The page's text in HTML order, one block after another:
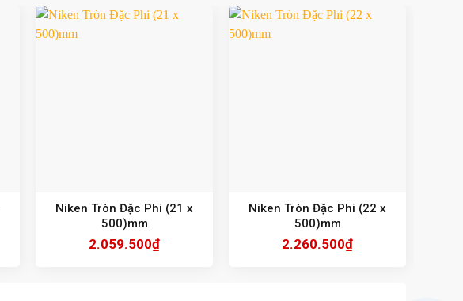
Niken Tròn Đặc Phi (21 x
500)mm
2.059.500₫
Niken Tròn Đặc Phi (22 x
500)mm
2.260.500₫